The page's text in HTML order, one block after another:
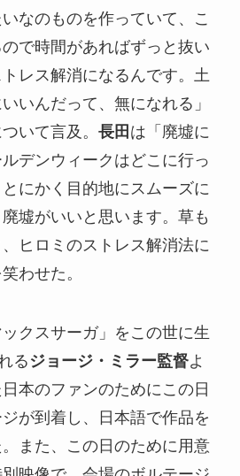
なのものを作っていて、こ
で時間があればずっと抜い
レス解消になるんです。土
いんだって、無になれる」
いて言及。 長田 は「廃墟に
デンウィークはどこに行っ
にかく目的地にスムーズに
墟がいいと思います。草も
ヒロミのストレス解消法に
わせた。
クスサーガ」をこの世に生
る ジョージ・ミラー監督よ
本のファンのためにこの日
が到着し、日本語で作品を
また、この日のために用意